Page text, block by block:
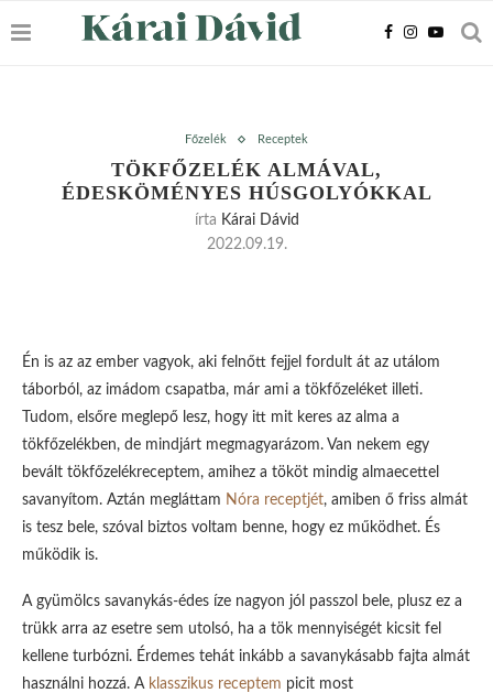
Főzelék Receptek
TÖKFŐZELÉK ALMÁVAL,
ÉDESKÖMÉNYES HÚSGOLYÓKKAL
írta Kárai Dávid
2022.09.19.
Én is az az ember vagyok, aki felnőtt fejjel fordult át az utálom
táborból, az imádom csapatba, már ami a tökfőzeléket illeti.
Tudom, elsőre meglepő lesz, hogy itt mit keres az alma a
tökfőzelékben, de mindjárt megmagyarázom. Van nekem egy
bevált tökfőzelékreceptem, amihez a tököt mindig almaecettel
savanyítom. Aztán megláttam Nóra receptjét, amiben ő friss almát
is tesz bele, szóval biztos voltam benne, hogy ez működhet. És
működik is.
A gyümölcs savanykás-édes íze nagyon jól passzol bele, plusz ez a
trükk arra az esetre sem utolsó, ha a tök mennyiségét kicsit fel
kellene turbózni. Érdemes tehát inkább a savanykásabb fajta almát
használni hozzá. A klasszikus receptem picit most